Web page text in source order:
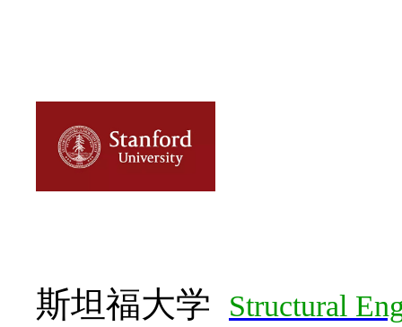
斯坦福大学 Structural